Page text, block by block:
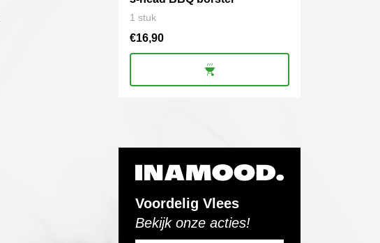
1 stuk
€16,90
Voordelig Vlees
Bekijk onze acties!